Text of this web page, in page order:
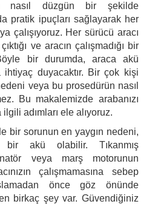
nasıl düzgün bir şekilde
pratik ipuçları sağlayarak her
çalışıyoruz. Her sürücü aracı
ve aracın çalışmadığı bir
bir durumda, araca akü
ihtiyaç duyacaktır. Bir çok kişi
veya bu prosedürün nasıl
Bu makalemizde arabanızı
ilgili adımları ele alıyoruz.
bir sorunun en yaygın nedeni,
akü olabilir. Tıkanmış
veya marş motorunun
çalışmamasına sebep
önce göz önünde
birkaç şey var. Güvendiğiniz